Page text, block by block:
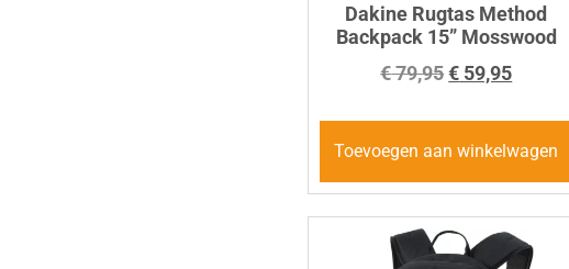
Dakine Rugtas Method
Backpack 15” Mosswood
€79,95€ 59,95
Toevoegen aan winkelwagen